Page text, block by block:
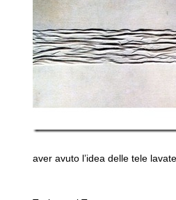
aver avuto l’idea delle tele